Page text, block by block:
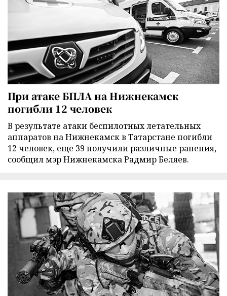
При атаке БПЛА на Нижнекамск
погибли 12 человек
В результате атаки беспилотных летательных
аппаратов на Нижнекамск в Татарстане погибли
12 человек, еще 39 получили различные ранения,
сообщил мэр Нижнекамска Радмир Беляев.